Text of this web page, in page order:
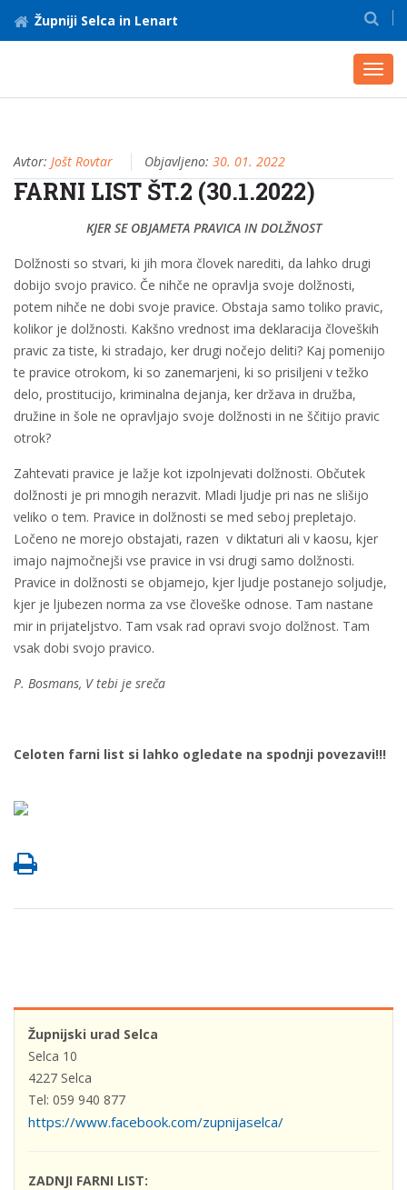
Župniji Selca in Lenart
Avtor: Jošt Rovtar Objavljeno: 30. 01. 2022
FARNI LIST ŠT.2 (30.1.2022)
KJER SE OBJAMETA PRAVICA IN DOLŽNOST
Dolžnosti so stvari, ki jih mora človek narediti, da lahko drugi
dobijo svojo pravico. Če nihče ne opravlja svoje dolžnosti,
potem nihče ne dobi svoje pravice. Obstaja samo toliko pravic,
kolikor je dolžnosti. Kakšno vrednost ima deklaracija človeških
pravic za tiste, ki stradajo, ker drugi nočejo deliti? Kaj pomenijo
te pravice otrokom, ki so zanemarjeni, ki so prisiljeni v težko
delo, prostitucijo, kriminalna dejanja, ker država in družba,
družine in šole ne opravljajo svoje dolžnosti in ne ščitijo pravic
otrok?
Zahtevati pravice je lažje kot izpolnjevati dolžnosti. Občutek
dolžnosti je pri mnogih nerazvit. Mladi ljudje pri nas ne slišijo
veliko o tem. Pravice in dolžnosti se med seboj prepletajo.
Ločeno ne morejo obstajati, razen v diktaturi ali v kaosu, kjer
imajo najmočnejši vse pravice in vsi drugi samo dolžnosti.
Pravice in dolžnosti se objamejo, kjer ljudje postanejo soljudje,
kjer je ljubezen norma za vse človeške odnose. Tam nastane
mir in prijateljstvo. Tam vsak rad opravi svojo dolžnost. Tam
vsak dobi svojo pravico.
P. Bosmans, V tebi je sreča
Celoten farni list si lahko ogledate na spodnji povezavi!!!
Župnijski urad Selca
Selca 10
4227 Selca
Tel: 059 940 877
https://www.facebook.com/zupnijaselca/
ZADNJI FARNI LIST: